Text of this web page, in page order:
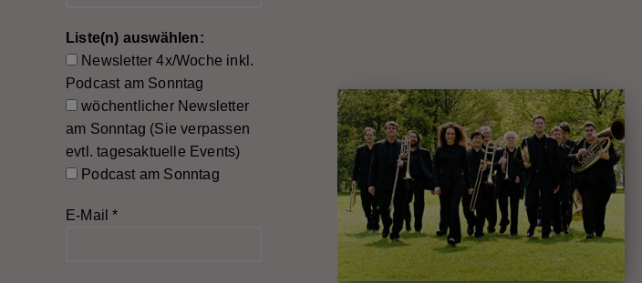
Liste(n) auswählen:
Newsletter 4x/Woche inkl.
Podcast am Sonntag
wöchentlicher Newsletter
am Sonntag (Sie verpassen
evtl. tagesaktuelle Events)
Podcast am Sonntag
E-Mail*